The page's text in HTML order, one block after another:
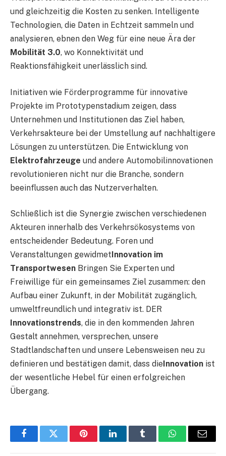
und gleichzeitig die Kosten zu senken. Intelligente
Technologien, die Daten in Echtzeit sammeln und
analysieren, ebnen den Weg für eine neue Ära der
Mobilität 3.0, wo Konnektivität und
Reaktionsfähigkeit unerlässlich sind.
Initiativen wie Förderprogramme für innovative
Projekte im Prototypenstadium zeigen, dass
Unternehmen und Institutionen das Ziel haben,
Verkehrsakteure bei der Umstellung auf nachhaltigere
Lösungen zu unterstützen. Die Entwicklung von
Elektrofahrzeuge und andere Automobilinnovationen
revolutionieren nicht nur die Branche, sondern
beeinflussen auch das Nutzerverhalten.
Schließlich ist die Synergie zwischen verschiedenen
Akteuren innerhalb des Verkehrsökosystems von
entscheidender Bedeutung. Foren und
Veranstaltungen gewidmet Innovation im
Transportwesen Bringen Sie Experten und
Freiwillige für ein gemeinsames Ziel zusammen: den
Aufbau einer Zukunft, in der Mobilität zugänglich,
umweltfreundlich und integrativ ist. DER
Innovationstrends, die in den kommenden Jahren
Gestalt annehmen, versprechen, unsere
Stadtlandschaften und unsere Lebensweisen neu zu
definieren und bestätigen damit, dass die Innovation ist
der wesentliche Hebel für einen erfolgreichen
Übergang.
FacebookTwitter PinterestLinkedInTumblr WhatsApp
E-